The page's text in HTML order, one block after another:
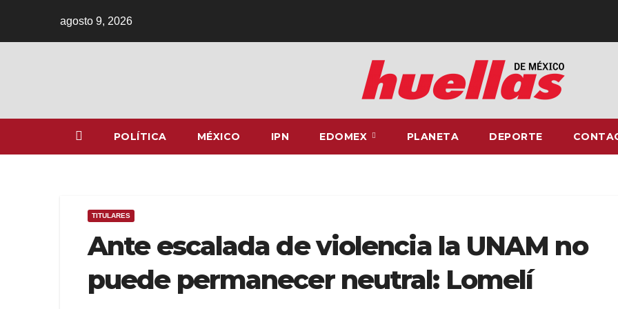
agosto 9, 2026
POLÍTICA MÉXICO IPN EDOMEX PLANETA DEPORTE
TITULARES
Ante escalada de violencia la UNAM no
puede permanecer neutral: Lomelí